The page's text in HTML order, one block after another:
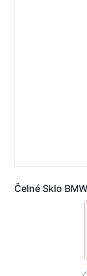
Čelné Sklo